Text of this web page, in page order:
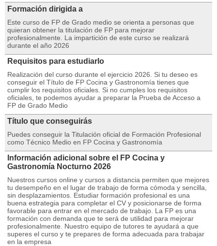
Formación dirigida a
Este curso de FP de Grado medio se orienta a personas que
quieran obtener la titulación de FP para mejorar
profesionalmente. La impartición de este curso se realizará
durante el año 2026
Requisitos para estudiarlo
Realización del curso durante el ejercicio 2026. Si tu deseo es
conseguir el Título de FP Cocina y Gastronomía tienes que
cumplir los requisitos oficiales. Si no cumples los requisitos
oficiales, te podemos ayudar a preparar la Prueba de Acceso a
FP de Grado Medio
Título que conseguirás
Puedes conseguir la Titulación oficial de Formación Profesional
como Técnico Medio en FP Cocina y Gastronomía
Información adicional sobre el FP Cocina y
Gastronomía Nocturno 2026
Nuestros cursos online y cursos a distancia permiten que mejores
tu desempeño en el lugar de trabajo de forma cómoda y sencilla,
sin desplazamientos. Estudiar formación profesional es una
buena estrategia para completar el CV y posicionarse de forma
favorable para entrar en el mercado de trabajo. La FP es una
formación con demanda que te será de utilidad para mejorar
profesionalmente. Nuestro equipo de tutores te ayudará a que
superes el curso y te prepares de forma adecuada para trabajar
en la empresa